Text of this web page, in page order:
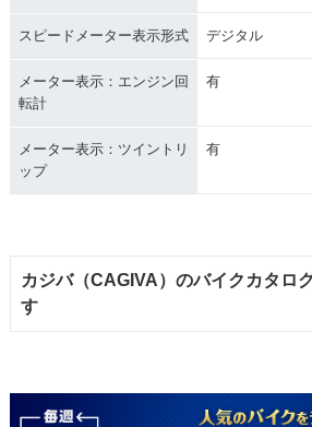
スピードメーター表示形式 デジタル
メーター表示：エンジン回
転計
有
メーター表示：ツイントリ
ップ
有
カジバ（CAGIVA）のバイクカタロ
す